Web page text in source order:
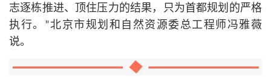
志逐栋推进、顶住压力的结果，只为首都规划的严格
执行。”北京市规划和自然资源委总工程师冯雅薇
说。